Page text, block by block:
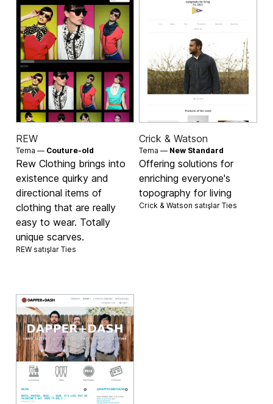
REW
Tema — Couture-old
Rew Clothing brings into
existence quirky and
directional items of
clothing that are really
easy to wear. Totally
unique scarves.
REW satışlarTies
Crick & Watson
Tema — New Standard
Offering solutions for
enriching everyone's
topography for living
Crick & Watson satışlar Ties